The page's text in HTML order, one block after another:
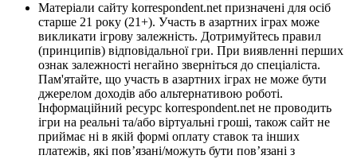
Матеріали сайту korrespondent.net призначені для осіб
старше 21 року (21+). Участь в азартних іграх може
викликати ігрову залежність. Дотримуйтесь правил
(принципів) відповідальної гри. При виявленні перших
ознак залежності негайно зверніться до спеціаліста.
Пам'ятайте, що участь в азартних іграх не може бути
джерелом доходів або альтернативою роботі.
Інформаційний ресурс korrespondent.net не проводить
ігри на реальні та/або віртуальні гроші, також сайт не
приймає ні в якій формі оплату ставок та інших
платежів, які пов’язані/можуть бути пов’язані з